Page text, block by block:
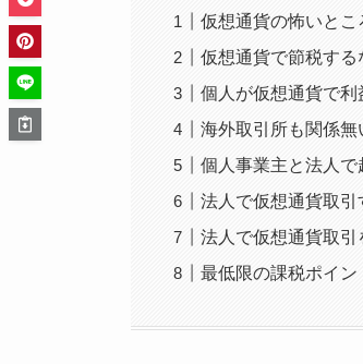
仮想通貨の怖いとこ
仮想通貨で節税する
個人が仮想通貨で利
海外取引所も関係無
個人事業主と法人で
法人で仮想通貨取引
法人で仮想通貨取引
最低限の課税ポイン